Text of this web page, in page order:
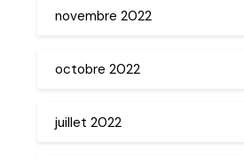
novembre 2022
octobre 2022
juillet 2022